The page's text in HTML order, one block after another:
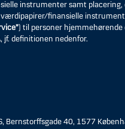
instrumenter samt placering,
finansielle
) til personer hjemmehørende
jf. definitionen nedenfor.
Bernstorffsgade 40, 1577